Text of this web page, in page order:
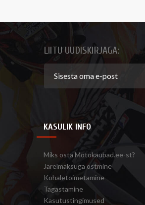
LIITU UUDISKIRJAGA:
KASULIK INFO
Miks osta Motokaubad.ee-st?
Järelmaksuga ostmine
Kohaletoimetamine
Tagastamine
Kasutustingimused